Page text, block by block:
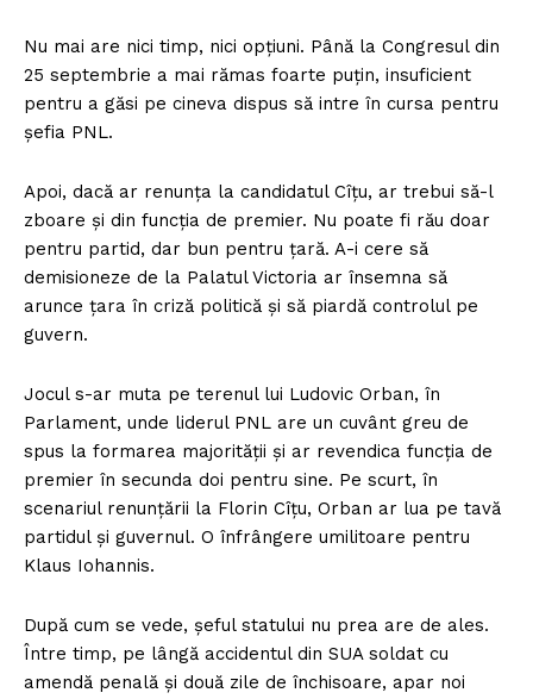
Nu mai are nici timp, nici opțiuni. Până la Congresul din
25 septembrie a mai rămas foarte puțin, insuficient
pentru a găsi pe cineva dispus să intre în cursa pentru
șefia PNL.
Apoi, dacă ar renunța la candidatul Cîțu, ar trebui să-l
zboare și din funcția de premier. Nu poate fi rău doar
pentru partid, dar bun pentru țară. A-i cere să
demisioneze de la Palatul Victoria ar însemna să
arunce țara în criză politică și să piardă controlul pe
guvern.
Jocul s-ar muta pe terenul lui Ludovic Orban, în
Parlament, unde liderul PNL are un cuvânt greu de
spus la formarea majorității și ar revendica funcția de
premier în secunda doi pentru sine. Pe scurt, în
scenariul renunțării la Florin Cîțu, Orban ar lua pe tavă
partidul și guvernul. O înfrângere umilitoare pentru
Klaus Iohannis.
După cum se vede, șeful statului nu prea are de ales.
Între timp, pe lângă accidentul din SUA soldat cu
amendă penală și două zile de închisoare, apar noi